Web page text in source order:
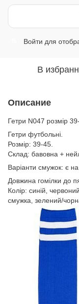
Войти для
В
Описание
Гетри N047 розмір
Гетри футбольні.
Розмір: 39-45.
Склад: бавовна +
Варіанти смужок: є
Довжина гомілки до
Колір: синій,
смужка, зелений/